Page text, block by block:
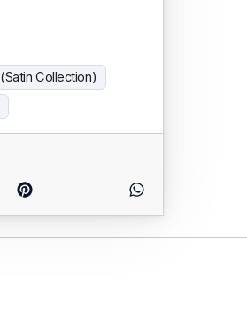
Collection)